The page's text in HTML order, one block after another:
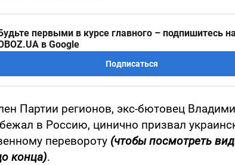
Будьте первыми в курсе главного – подпишитесь
в Google
Подписаться
Партии регионов, экс-бютовец
в Россию, цинично призвал
перевороту (чтобы посмотреть
конца).